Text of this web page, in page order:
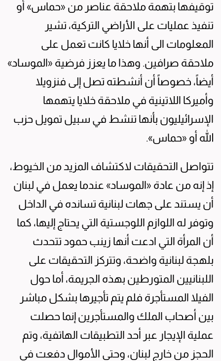
توقيفها بتهمة ملاحقة عناصر من «حماس» أو
تنفيذ عمليات على الأراضي التركية، تشير
المعلومات الى أنها خلايا كانت تعمل على
ملاحقة صرافين. وهذا ما يعزز فرضية «الموساد»
أيضاً، خصوصاً أن أنشطته تصل إلى فنزويلا
وأميركا اللاتينية في ملاحقة خلايا يتهمها
الإسرائيليون بأنها تنشط في سبيل تمويل حزب
الله أو «حماس».
تتواصل التحقيقات لاكتشاف المزيد من الخيوط،
إذ إنه من عادة «الموساد» عندما يعمل في لبنان
أن يستند على جهات لبنانية تسانده في الداخل
وتوفر له اللوازم اللوجستية التي يحتاج إليها، كما
أن المرأة التي ادعت أنها زينب حمود تتحدث
بلهجة لبنانية واضحة، وتتركز التحقيقات على
اللبنانيين المتورطين بهذه الجريمة، أما حول
الفيلا المستأجرة فلم يتم تأجيرها بشكل مباشر
بين أصحاب الملك والمستأجرين إنما حصلت
عملية الإيجار عبر أحد التطبيقات الهاتفية، وتم
الحجز من خارج لبنان، وحتى الأموال دفعت في